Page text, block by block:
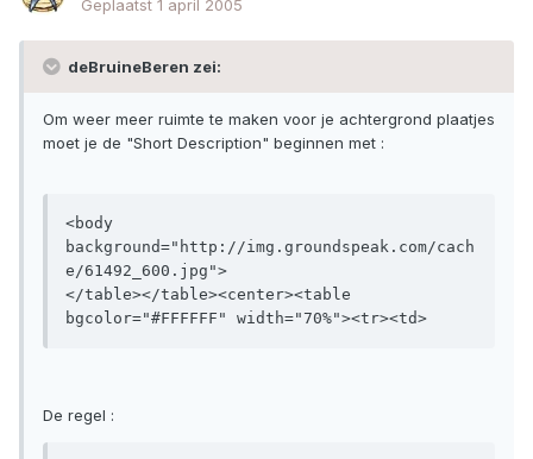
Geplaatst 1 april 2005
deBruineBeren zei:
Om weer meer ruimte te maken voor je achtergrond plaatjes
moet je de "Short Description" beginnen met :
<body
background="http://img.groundspeak.com/cach
e/61492_600.jpg">
</table></table><center><table
bgcolor="#FFFFFF" width="70%"><tr><td>
De regel :